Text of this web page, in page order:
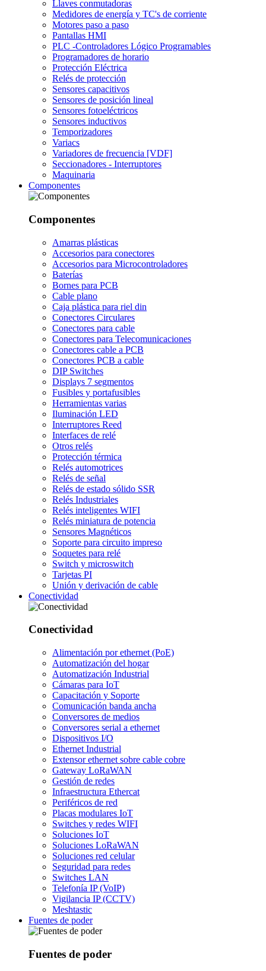
Llaves conmutadoras
Medidores de energía y TC's de corriente
Motores paso a paso
Pantallas HMI
PLC -Controladores Lógico Programables
Programadores de horario
Protección Eléctrica
Relés de protección
Sensores capacitivos
Sensores de posición lineal
Sensores fotoeléctricos
Sensores inductivos
Temporizadores
Variacs
Variadores de frecuencia [VDF]
Seccionadores - Interruptores
Maquinaria
Componentes
Componentes
Amarras plásticas
Accesorios para conectores
Accesorios para Microcontroladores
Baterías
Bornes para PCB
Cable plano
Caja plástica para riel din
Conectores Circulares
Conectores para cable
Conectores para Telecomunicaciones
Conectores cable a PCB
Conectores PCB a cable
DIP Switches
Displays 7 segmentos
Fusibles y portafusibles
Herramientas varias
Iluminación LED
Interruptores Reed
Interfaces de relé
Otros relés
Protección térmica
Relés automotrices
Relés de señal
Relés de estado sólido SSR
Relés Industriales
Relés inteligentes WIFI
Relés miniatura de potencia
Sensores Magnéticos
Soporte para circuito impreso
Soquetes para relé
Switch y microswitch
Tarjetas PI
Unión y derivación de cable
Conectividad
Conectividad
Alimentación por ethernet (PoE)
Automatización del hogar
Automatización Industrial
Cámaras para IoT
Capacitación y Soporte
Comunicación banda ancha
Conversores de medios
Conversores serial a ethernet
Dispositivos I/O
Ethernet Industrial
Extensor ethernet sobre cable cobre
Gateway LoRaWAN
Gestión de redes
Infraestructura Ethercat
Periféricos de red
Placas modulares IoT
Switches y redes WIFI
Soluciones IoT
Soluciones LoRaWAN
Soluciones red celular
Seguridad para redes
Switches LAN
Telefonía IP (VoIP)
Vigilancia IP (CCTV)
Meshtastic
Fuentes de poder
Fuentes de poder